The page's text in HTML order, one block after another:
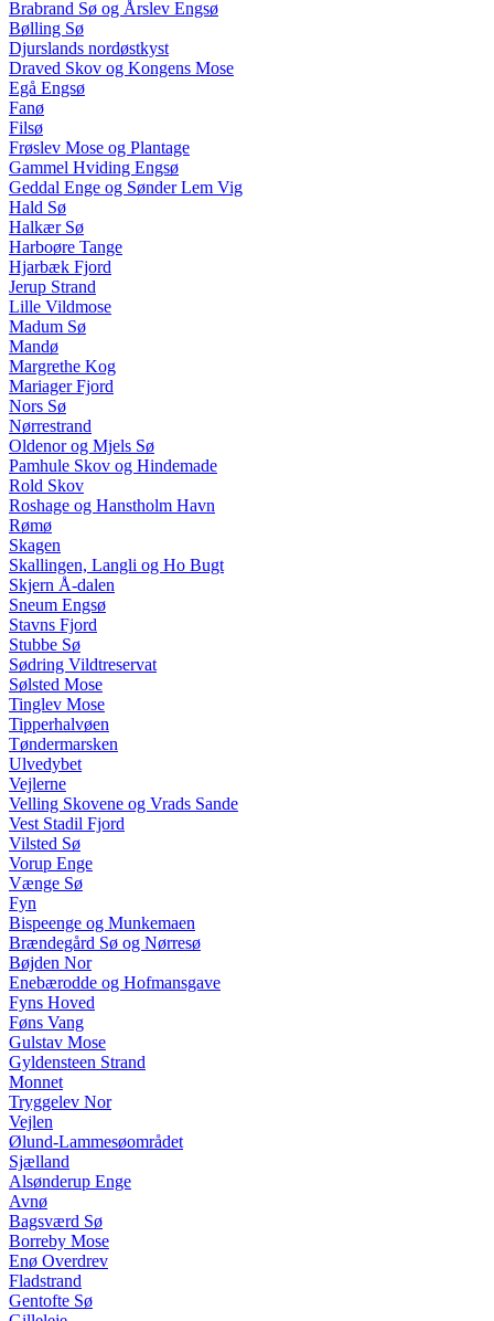
Brabrand Sø og Årslev Engsø
Bølling Sø
Djurslands nordøstkyst
Draved Skov og Kongens Mose
Egå Engsø
Fanø
Filsø
Frøslev Mose og Plantage
Gammel Hviding Engsø
Geddal Enge og Sønder Lem Vig
Hald Sø
Halkær Sø
Harboøre Tange
Hjarbæk Fjord
Jerup Strand
Lille Vildmose
Madum Sø
Mandø
Margrethe Kog
Mariager Fjord
Nors Sø
Nørrestrand
Oldenor og Mjels Sø
Pamhule Skov og Hindemade
Rold Skov
Roshage og Hanstholm Havn
Rømø
Skagen
Skallingen, Langli og Ho Bugt
Skjern Å-dalen
Sneum Engsø
Stavns Fjord
Stubbe Sø
Sødring Vildtreservat
Sølsted Mose
Tinglev Mose
Tipperhalvøen
Tøndermarsken
Ulvedybet
Vejlerne
Velling Skovene og Vrads Sande
Vest Stadil Fjord
Vilsted Sø
Vorup Enge
Vænge Sø
Fyn
Bispeenge og Munkemaen
Brændegård Sø og Nørresø
Bøjden Nor
Enebærodde og Hofmansgave
Fyns Hoved
Føns Vang
Gulstav Mose
Gyldensteen Strand
Monnet
Tryggelev Nor
Vejlen
Ølund-Lammesøområdet
Sjælland
Alsønderup Enge
Avnø
Bagsværd Sø
Borreby Mose
Enø Overdrev
Fladstrand
Gentofte Sø